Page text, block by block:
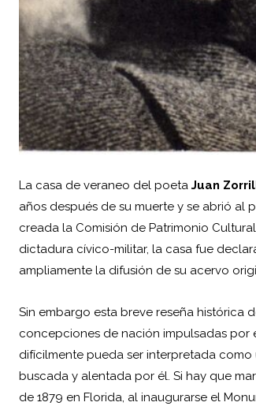
La casa de veraneo del poeta Juan
años después de su muerte y se abrió al
creada la Comisión de Patrimonio
dictadura cívico-militar, la casa fue
ampliamente la difusión de su acervo
Sin embargo esta breve reseña histórica
concepciones de nación impulsadas por
difícilmente pueda ser interpretada
buscada y alentada por él. Si hay que
de 1879 en Florida, al inaugurarse el